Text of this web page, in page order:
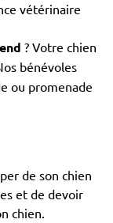
vétérinaire
? Votre chien
bénévoles
ou promenade
de son chien
et de devoir
chien.